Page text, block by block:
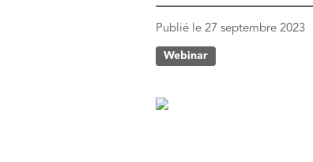
Publié le27 septembre 2023
Webinar